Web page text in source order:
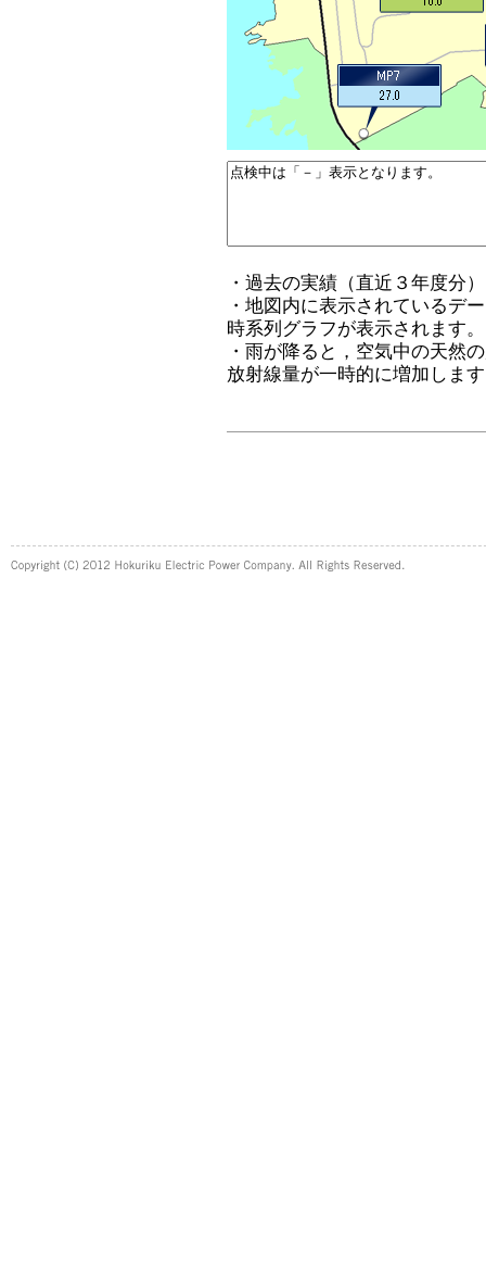
・過去の実績（直近３年度分
・地図内に表示されているデ
時系列グラフが表示されます。
・雨が降ると，空気中の天然
放射線量が一時的に増加しま